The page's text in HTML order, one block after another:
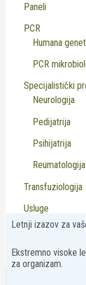
Paneli
PCR
Humana
PCR
Specijalistički
Neurologija
Pedijatrija
Psihijatrija
Reumatologija
Transfuziologija
Usluge
Virusologija
Letnji izazov za
Ekstremno visoke
za organizam.